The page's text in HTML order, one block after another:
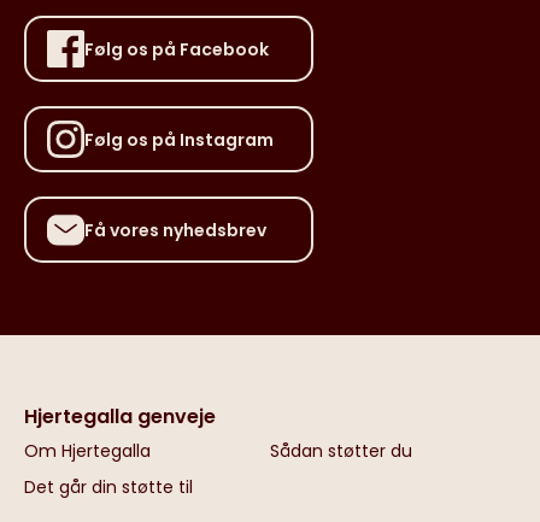
Følg os på Facebook
Følg os på Instagram
Få vores nyhedsbrev
Hjertegalla genveje
Om Hjertegalla
Sådan støtter du
Det går din støtte til